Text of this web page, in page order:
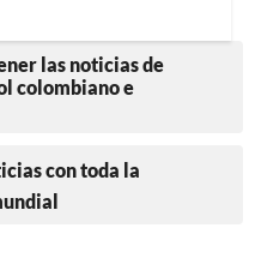
las noticias de
colombiano e
con toda la